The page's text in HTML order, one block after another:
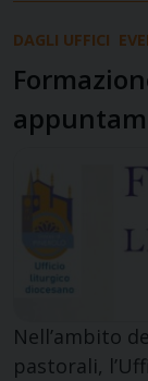
DAGLI UFFICI
Nell’ambito
pastorali,